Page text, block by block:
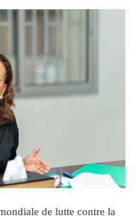
de lutte contre la